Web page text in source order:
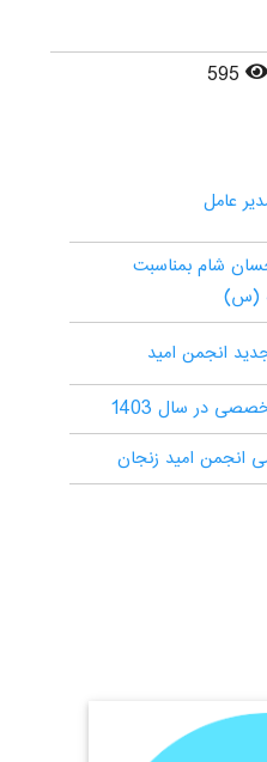
عامل
شام بمناسبت
(س)
انجمن امید
در سال 1403
انجمن امید زنجان